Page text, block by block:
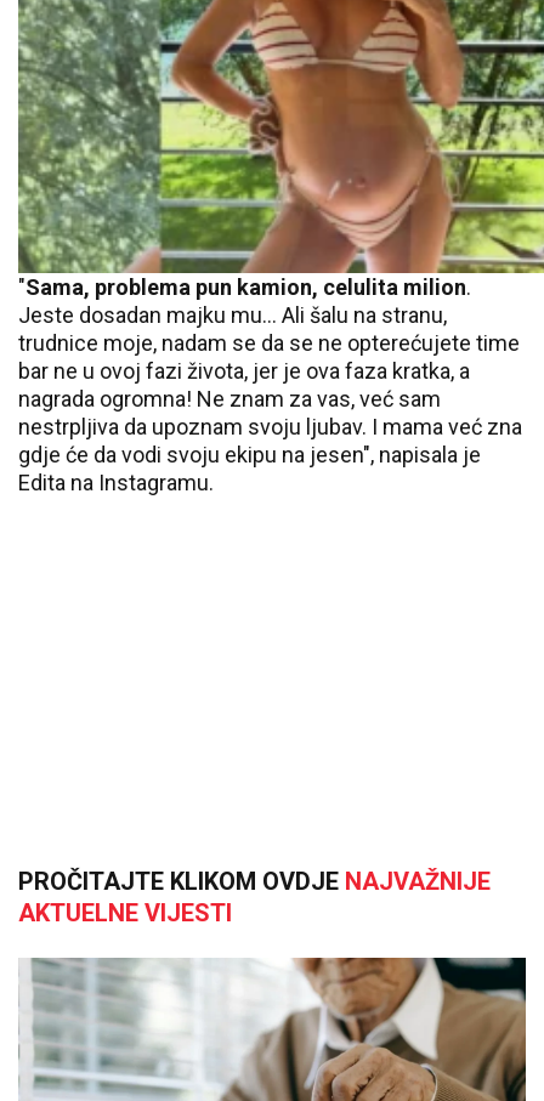
"Sama, problema pun kamion, celulita milion.
Jeste dosadan majku mu… Ali šalu na stranu,
trudnice moje, nadam se da se ne opterećujete time
bar ne u ovoj fazi života, jer je ova faza kratka, a
nagrada ogromna! Ne znam za vas, već sam
nestrpljiva da upoznam svoju ljubav. I mama već zna
gdje će da vodi svoju ekipu na jesen", napisala je
Edita na Instagramu.
PROČITAJTE KLIKOM OVDJE NAJVAŽNIJE
AKTUELNE VIJESTI